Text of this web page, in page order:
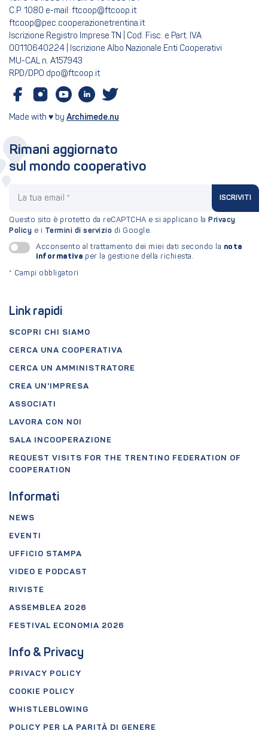
C.P. 1080 e-mail: ftcoop@ftcoop.it
ftcoop@pec.cooperazionetrentina.it
Iscrizione Registro Imprese TN | Cod. Fisc. e Part. IVA
00110640224 | Iscrizione Albo Nazionale Enti Cooperativi
MU-CAL n. A157943
RPD/DPO dpo@ftcoop.it
Made with ♥ by Archimede.nu
Link rapidi
SCOPRI CHI SIAMO
CERCA UNA COOPERATIVA
CERCA UN AMMINISTRATORE
CREA UN'IMPRESA
ASSOCIATI
LAVORA CON NOI
SALA INCOOPERAZIONE
REQUEST VISITS FOR THE TRENTINO FEDERATION OF
COOPERATION
Informati
NEWS
EVENTI
UFFICIO STAMPA
VIDEO E PODCAST
RIVISTE
ASSEMBLEA 2026
FESTIVAL ECONOMIA 2026
Info & Privacy
PRIVACY POLICY
COOKIE POLICY
WHISTLEBLOWING
POLICY PER LA PARITÀ DI GENERE
Rimani aggiornato
sul mondo cooperativo
ISCRIVITI
Questo sito è protetto da reCAPTCHA e si applicano la Privacy
Policy e i Termini di servizio di Google.
Acconsento al trattamento dei miei dati secondo la nota
informativa per la gestione della richiesta.
* Campi obbligatori